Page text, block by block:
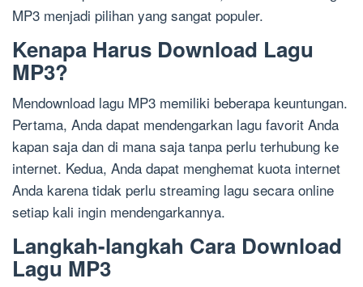
MP3 menjadi pilihan yang sangat populer.
Kenapa Harus Download Lagu
MP3?
Mendownload lagu MP3 memiliki beberapa keuntungan.
Pertama, Anda dapat mendengarkan lagu favorit Anda
kapan saja dan di mana saja tanpa perlu terhubung ke
internet. Kedua, Anda dapat menghemat kuota internet
Anda karena tidak perlu streaming lagu secara online
setiap kali ingin mendengarkannya.
Langkah-langkah Cara Download
Lagu MP3